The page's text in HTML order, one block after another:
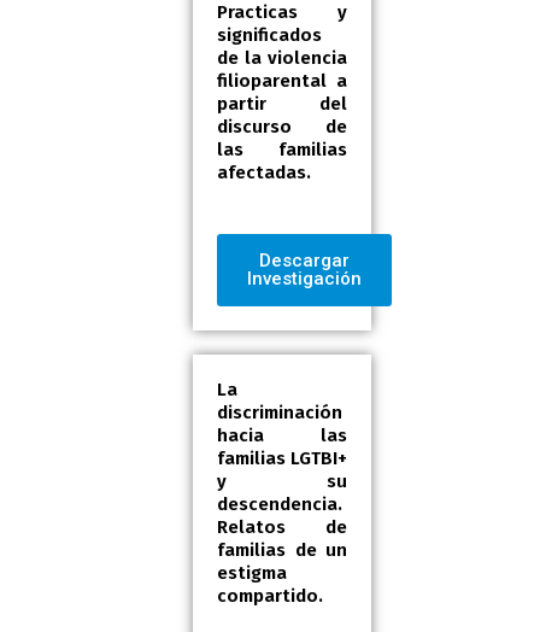
Practicas y
significados
de la violencia
filioparental a
partir del
discurso de
las familias
afectadas.
Descargar
Investigación
La
discriminación
hacia las
familias LGTBI+
y su
descendencia.
Relatos de
familias de un
estigma
compartido.